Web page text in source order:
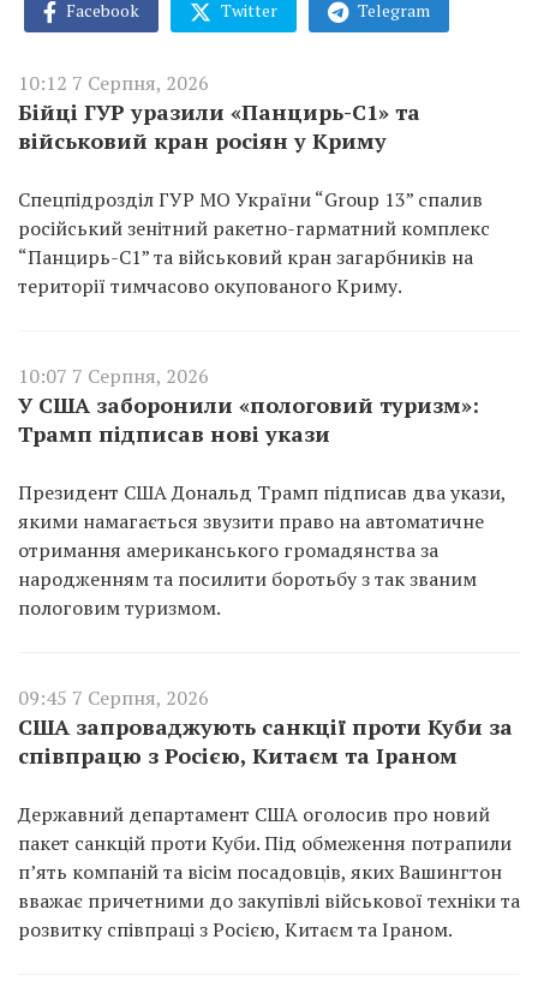
Facebook Twitter Telegram
10:12 7 Серпня, 2026
Бійці ГУР уразили «Панцирь-С1» та
військовий кран росіян у Криму
Спецпідрозділ ГУР МО України “Group 13” спалив
російський зенітний ракетно-гарматний комплекс
“Панцирь-С1” та військовий кран загарбників на
території тимчасово окупованого Криму.
10:07 7 Серпня, 2026
У США заборонили «пологовий туризм»:
Трамп підписав нові укази
Президент США Дональд Трамп підписав два укази,
якими намагається звузити право на автоматичне
отримання американського громадянства за
народженням та посилити боротьбу з так званим
пологовим туризмом.
09:45 7 Серпня, 2026
США запроваджують санкції проти Куби за
співпрацю з Росією, Китаєм та Іраном
Державний департамент США оголосив про новий
пакет санкцій проти Куби. Під обмеження потрапили
п’ять компаній та вісім посадовців, яких Вашингтон
вважає причетними до закупівлі військової техніки та
розвитку співпраці з Росією, Китаєм та Іраном.